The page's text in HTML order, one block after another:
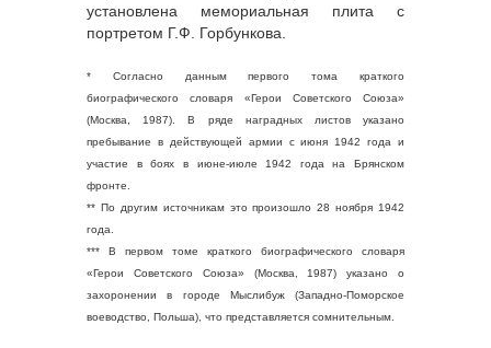
установлена мемориальная плита с
портретом Г.Ф. Горбункова.
* Согласно данным первого тома краткого
биографического словаря «Герои Советского Союза»
(Москва, 1987). В ряде наградных листов указано
пребывание в действующей армии с июня 1942 года и
участие в боях в июне-июле 1942 года на Брянском
фронте.
** По другим источникам это произошло 28 ноября 1942
года.
*** В первом томе краткого биографического словаря
«Герои Советского Союза» (Москва, 1987) указано о
захоронении в городе Мыслибуж (Западно-Поморское
воеводство, Польша), что представляется сомнительным.